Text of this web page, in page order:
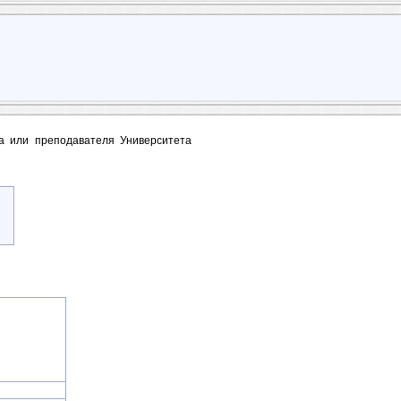
или преподавателя Университета